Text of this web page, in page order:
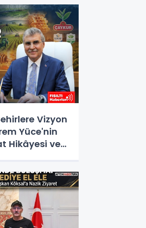
Vizyon
Yüce'nin
Hikâyesi ve